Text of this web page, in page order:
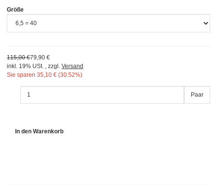
Größe
79,90 €
115,00 €
inkl. 19% USt. , zzgl. Versand
Sie sparen 35,10 € (30.52%)
Paar
In den Warenkorb